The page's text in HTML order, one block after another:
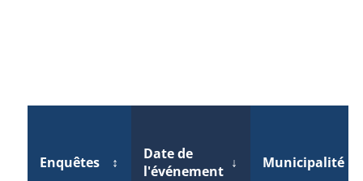
Enquêtes ↕
Date de
l'événement ↓ Municipalité